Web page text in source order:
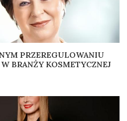
PRZEREGULOWANIU
BRANŻY KOSMETYCZNEJ